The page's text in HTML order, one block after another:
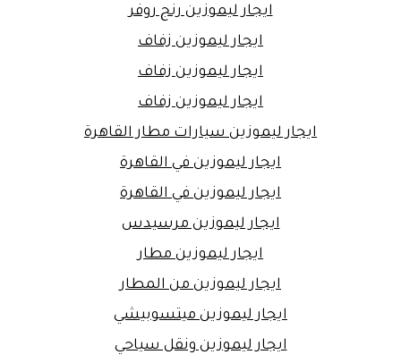
ايجار ليموزين رنج روفر
ايجار ليموزين زفاف
ايجار ليموزين زفاف
ايجار ليموزين زفاف
ايجار ليموزين سيارات مطار القاهرة
ايجار ليموزين في القاهرة
ايجار ليموزين في القاهرة
ايجار ليموزين مرسيدس
ايجار ليموزين مطار
ايجار ليموزين من المطار
ايجار ليموزين ميتسوبيشي
ايجار ليموزين ونقل سياحي